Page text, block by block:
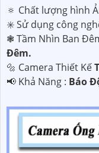
🔅 Chất lượng hình
✳️ Sử dụng công
❃ Tầm Nhìn Ban
Ðêm.
🔩 Camera Thiết Kế
️📢 Khả Năng : Báo